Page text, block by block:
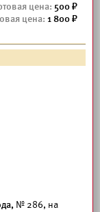
500
1 800
№ 286, на